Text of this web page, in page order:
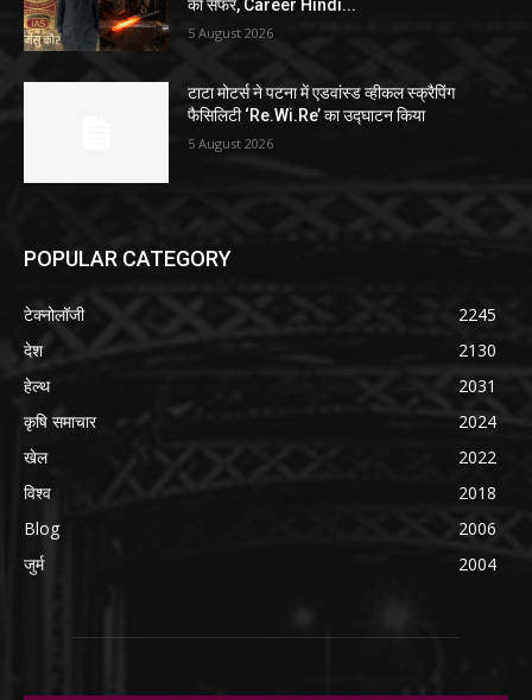
का सफर, Career Hindi...
5 August 2026
टाटा मोटर्स ने पटना में एडवांस्ड व्हीकल स्क्रैपिंग
फैसिलिटी ‘Re.Wi.Re’ का उद्घाटन किया
5 August 2026
POPULAR CATEGORY
टेक्नोलॉजी
2245
देश
2130
हेल्थ
2031
कृषि समाचार
2024
खेल
2022
विश्व
2018
Blog
2006
जुर्म
2004